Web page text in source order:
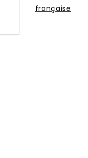
française